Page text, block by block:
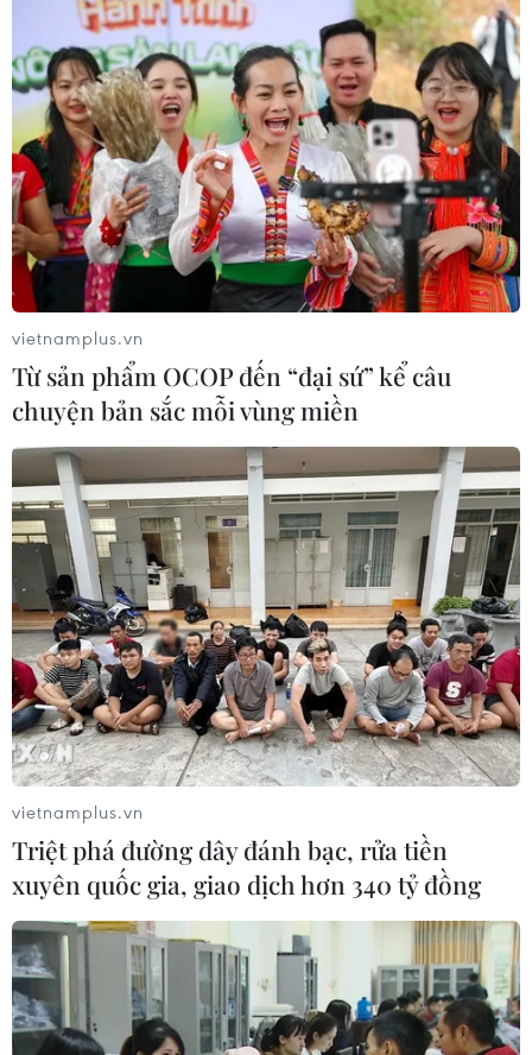
vietnamplus.vn
Từ sản phẩm OCOP đến “đại sứ” kể câu
chuyện bản sắc mỗi vùng miền
vietnamplus.vn
Triệt phá đường dây đánh bạc, rửa tiền
xuyên quốc gia, giao dịch hơn 340 tỷ đồng